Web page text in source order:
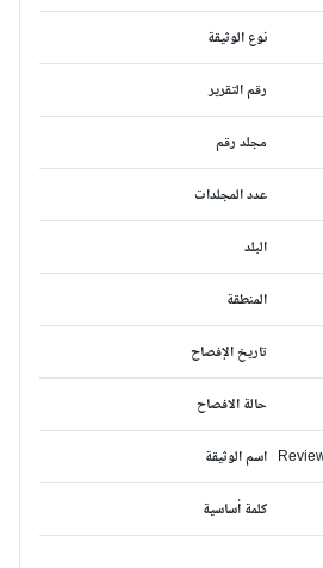
نوع الوثيقة
رقم التقرير
مجلد رقم
عدد المجلدات
البلد
المنطقة
تاريخ الإفصاح
حالة الافصاح
اسم الوثيقة
كلمة أساسية